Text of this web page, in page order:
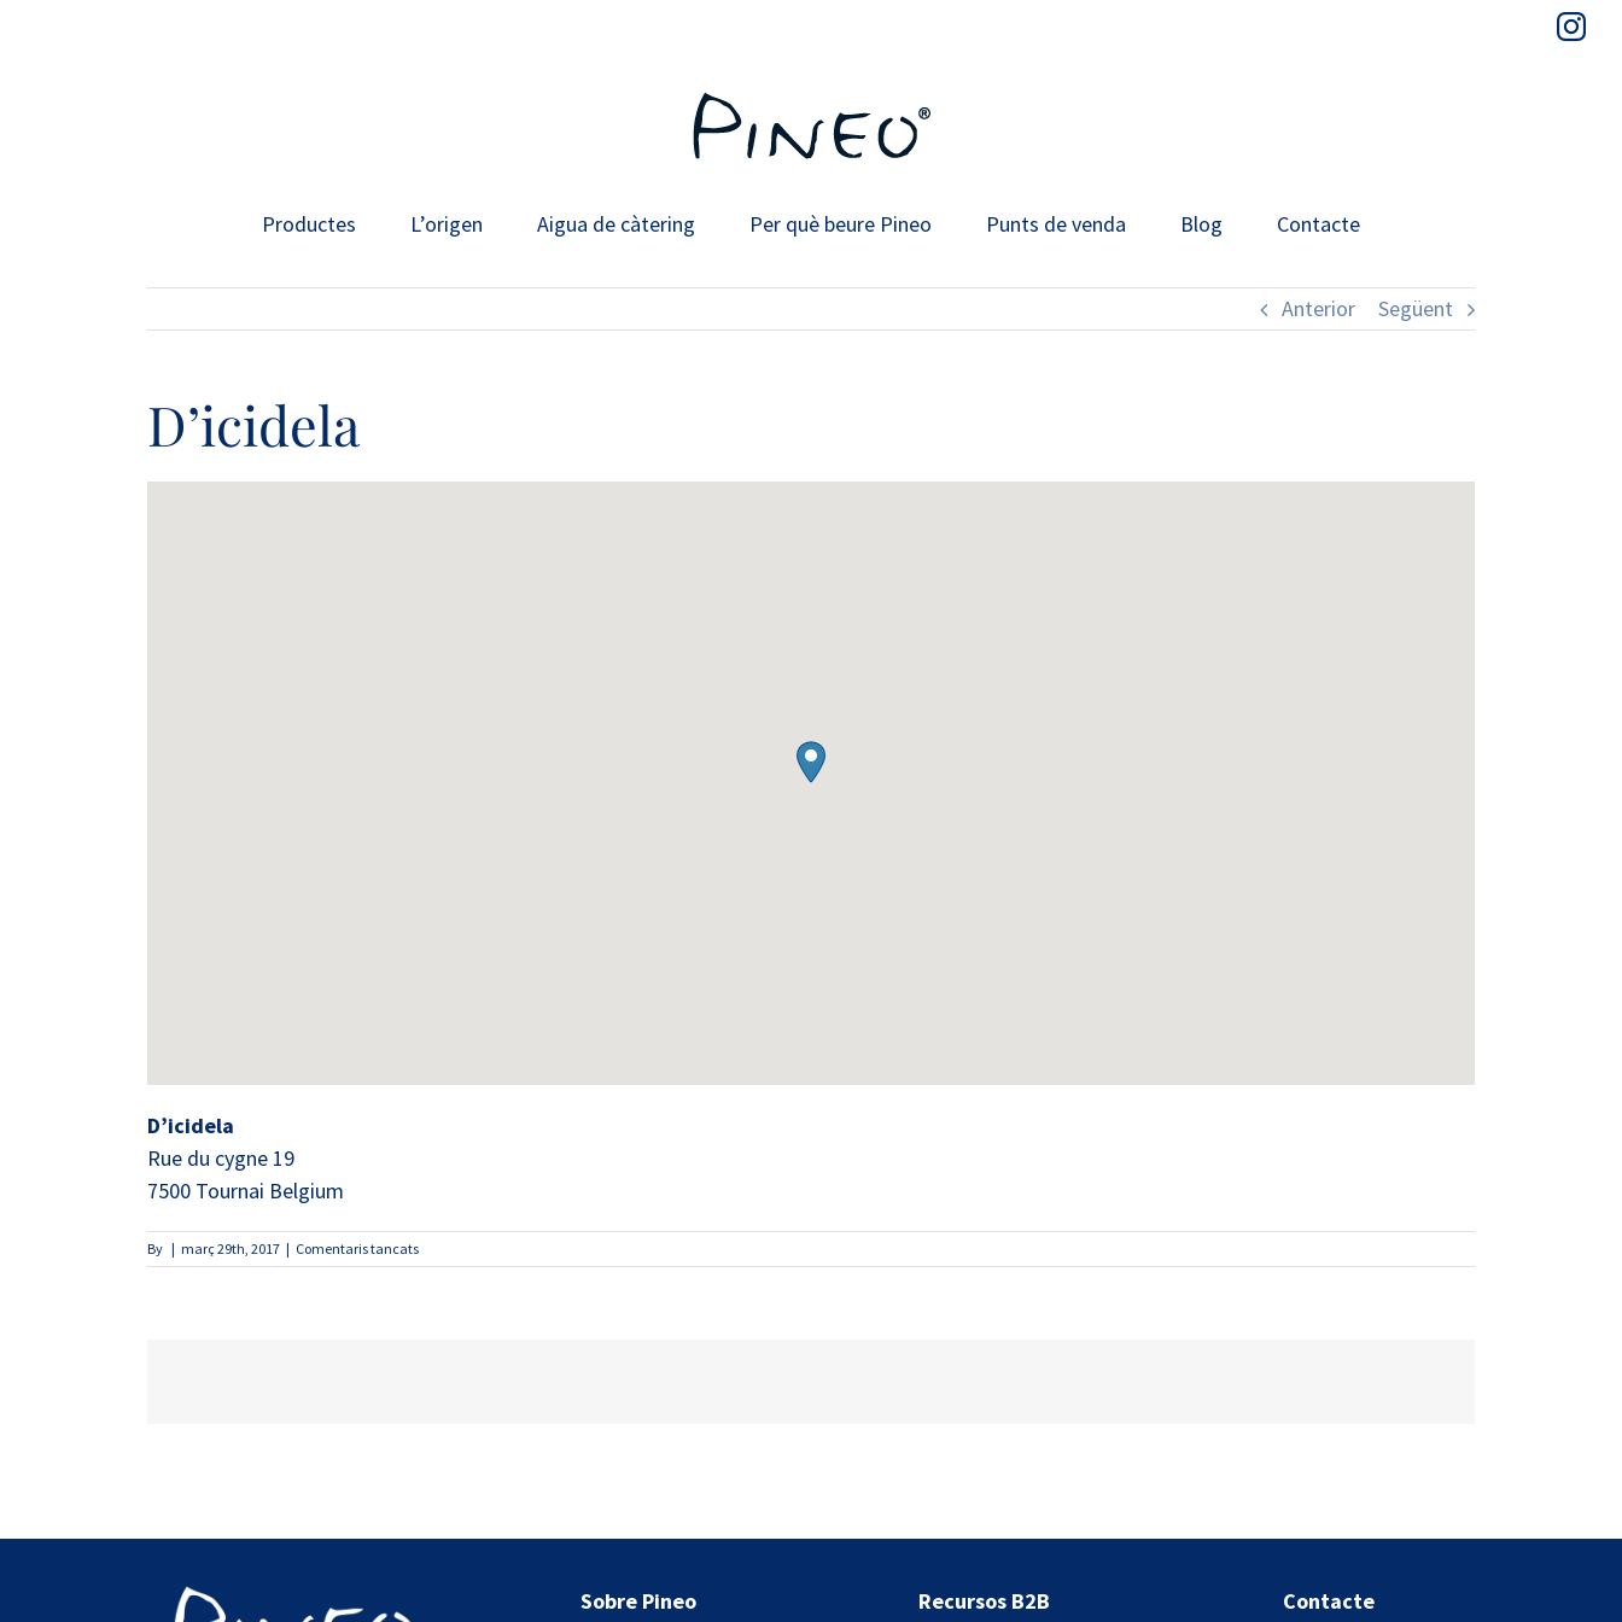
Productes L’origen Aigua de càtering Per què beure Pineo Punts de venda Blog Contacte
Anterior Següent
D’icidela
D’icidela
Rue du cygne 19
7500 Tournai Belgium
By | març 29th, 2017 | Comentaris tancatsa
D’icidela
Sobre Pineo
Recursos B2B
Contacte